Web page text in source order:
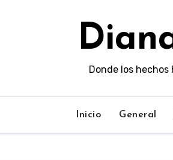
Donde los hechos
Inicio General